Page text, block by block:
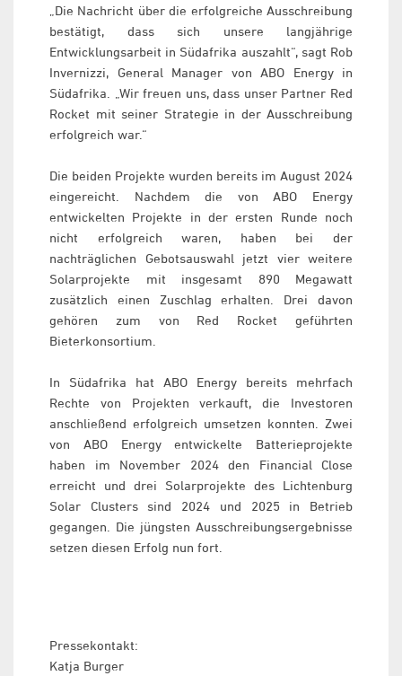
„Die Nachricht über die erfolgreiche Ausschreibung
bestätigt, dass sich unsere langjährige
Entwicklungsarbeit in Südafrika auszahlt“, sagt Rob
Invernizzi, General Manager von ABO Energy in
Südafrika. „Wir freuen uns, dass unser Partner Red
Rocket mit seiner Strategie in der Ausschreibung
erfolgreich war.“
Die beiden Projekte wurden bereits im August 2024
eingereicht. Nachdem die von ABO Energy
entwickelten Projekte in der ersten Runde noch
nicht erfolgreich waren, haben bei der
nachträglichen Gebotsauswahl jetzt vier weitere
Solarprojekte mit insgesamt 890 Megawatt
zusätzlich einen Zuschlag erhalten. Drei davon
gehören zum von Red Rocket geführten
Bieterkonsortium.
In Südafrika hat ABO Energy bereits mehrfach
Rechte von Projekten verkauft, die Investoren
anschließend erfolgreich umsetzen konnten. Zwei
von ABO Energy entwickelte Batterieprojekte
haben im November 2024 den Financial Close
erreicht und drei Solarprojekte des Lichtenburg
Solar Clusters sind 2024 und 2025 in Betrieb
gegangen. Die jüngsten Ausschreibungsergebnisse
setzen diesen Erfolg nun fort.
Pressekontakt:
Katja Burger